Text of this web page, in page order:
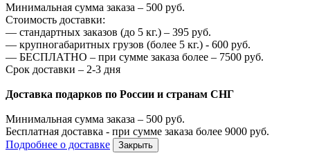
Минимальная сумма заказа – 500 руб.
Стоимость доставки:
— стандартных заказов (до 5 кг.) – 395 руб.
— крупногабаритных грузов (более 5 кг.) - 600 руб.
— БЕСПЛАТНО – при сумме заказа более – 7500 руб.
Срок доставки – 2-3 дня
Доставка подарков по России и странам СНГ
Минимальная сумма заказа – 500 руб.
Бесплатная доставка - при сумме заказа более 9000 руб.
Подробнее о доставке
Закрыть